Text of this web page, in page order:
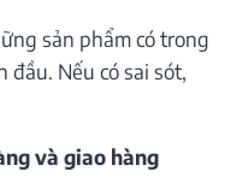
sản phẩm có trong
đầu. Nếu có sai sót,
và giao hàng